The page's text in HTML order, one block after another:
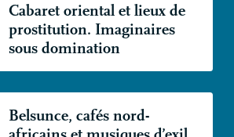
Cabaret oriental et lieux de
prostitution. Imaginaires
sous domination
Belsunce, cafés nord-